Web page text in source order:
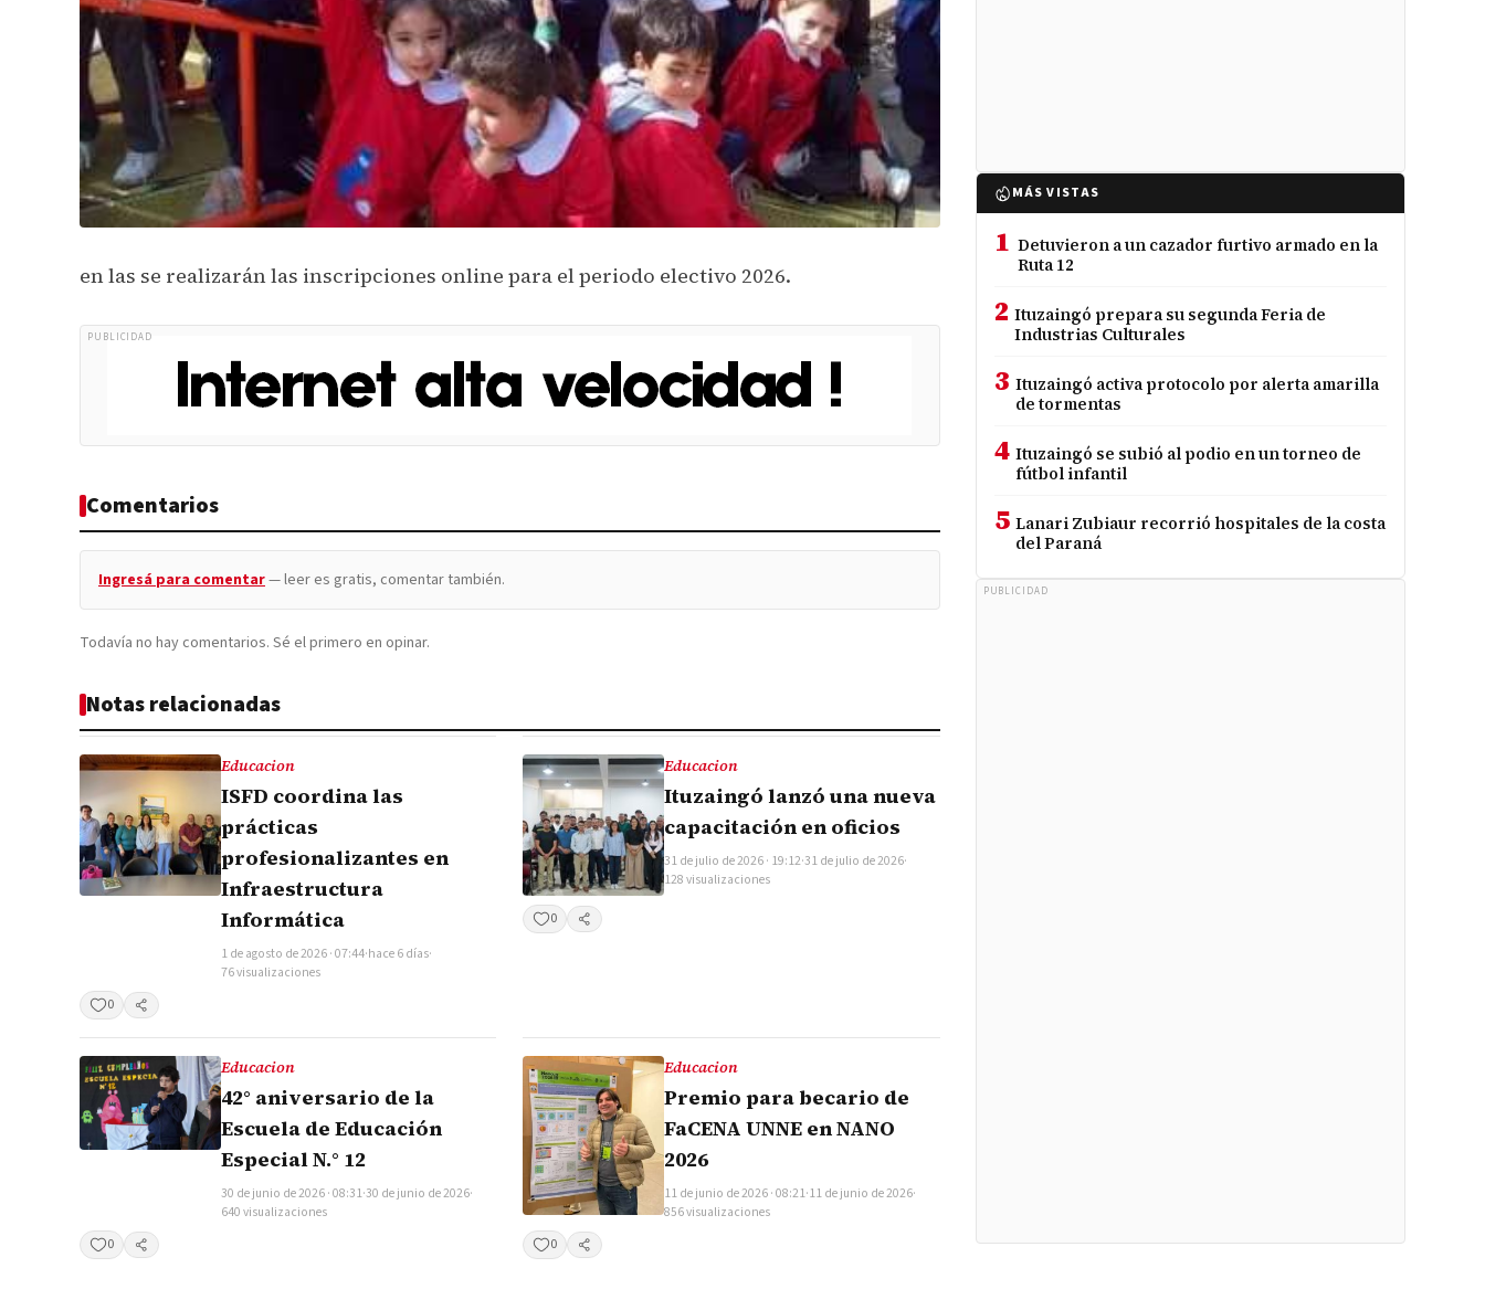
en las se realizarán las inscripciones online para el periodo electivo 2026.
PUBLICIDAD
Comentarios
Ingresá para comentar— leer es gratis, comentar también.
Todavía no hay comentarios. Sé el primero en opinar.
Notas relacionadas
Educacion
ISFD coordina las
prácticas
profesionalizantes en
Infraestructura
Informática
1 de agosto de 2026 · 07:44·hace 6 días·
76 visualizaciones
0
Compartir
Educacion
Ituzaingó lanzó una nueva
capacitación en oficios
31 de julio de 2026 · 19:12·31 de julio de 2026·
128 visualizaciones
0 Compartir
Educacion
42° aniversario de la
Escuela de Educación
Especial N.° 12
30 de junio de 2026 · 08:31·30 de junio de 2026·
640 visualizaciones
0
Compartir
Educacion
Premio para becario de
FaCENA UNNE en NANO
2026
11 de junio de 2026 · 08:21·11 de junio de 2026·
856 visualizaciones
0
Compartir
MÁS VISTAS
1 Detuvieron a un cazador furtivo armado en la
Ruta 12
2 Ituzaingó prepara su segunda Feria de
Industrias Culturales
3 Ituzaingó activa protocolo por alerta amarilla
de tormentas
4 Ituzaingó se subió al podio en un torneo de
fútbol infantil
5 Lanari Zubiaur recorrió hospitales de la costa
del Paraná
PUBLICIDAD